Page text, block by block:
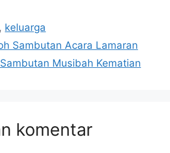
, keluarga
Sambutan Acara Lamaran
Musibah Kematian
komentar